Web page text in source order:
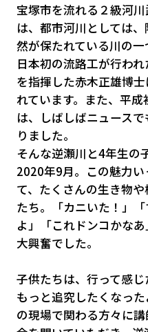
宝塚市を流れる２級河川
は、都市河川としては
然が保たれている川の
日本初の流路工が行わ
を指揮した赤木正雄博
れています。また、平
は、しばしばニュース
りました。
そんな逆瀬川と4年生の
2020年9月。この魅力
て、たくさんの生き物
たち。「カニいた！」
よ」「これドンコかな
大興奮でした。
子供たちは、行って感
もっと追究したくなっ
の現場で関わる方々に